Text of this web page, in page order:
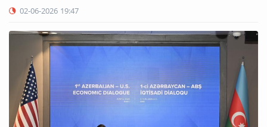
02-06-2026 19:47